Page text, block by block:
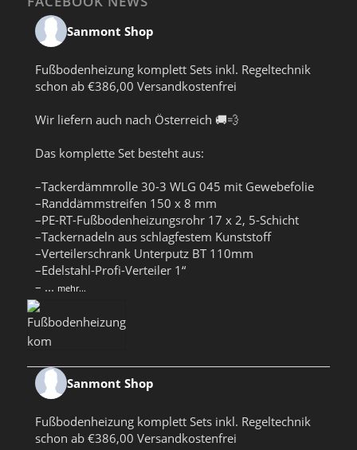
Sanmont Shop
Fußbodenheizung komplett Sets inkl. Regeltechnik
schon ab €386,00 Versandkostenfrei
Wir liefern auch nach Österreich 🚚💨
Das komplette Set besteht aus:
–Tackerdämmrolle 30-3 WLG 045 mit Gewebefolie
–Randdämmstreifen 150 x 8 mm
–PE-RT-Fußbodenheizungsrohr 17 x 2, 5-Schicht
–Tackernadeln aus schlagfestem Kunststoff
–Verteilerschrank Unterputz BT 110mm
–Edelstahl-Profi-Verteiler 1“
– ... mehr...
Sanmont Shop
Fußbodenheizung komplett Sets inkl. Regeltechnik
schon ab €386,00 Versandkostenfrei